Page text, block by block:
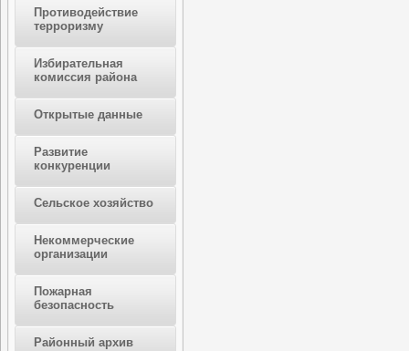
Противодействие
терроризму
Избирательная
комиссия района
Открытые данные
Развитие
конкуренции
Сельское хозяйство
Некоммерческие
организации
Пожарная
безопасность
Районный архив